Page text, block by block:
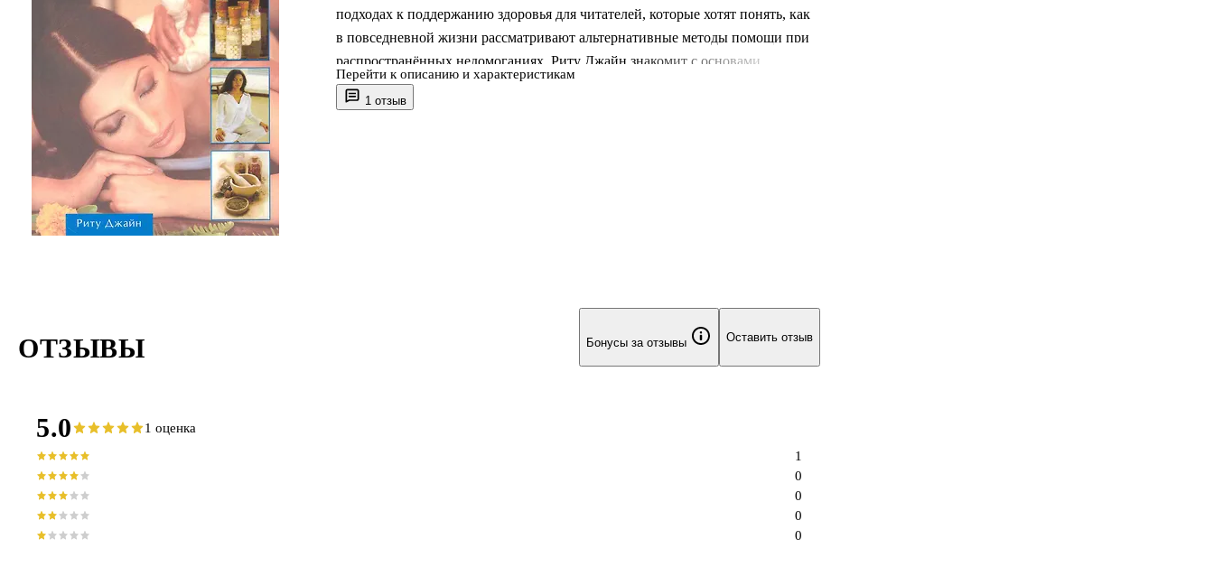
1 отзыв
подходах к поддержанию здоровья для читателей, которые хотят понять, как
в повседневной жизни рассматривают альтернативные методы помощи при
распространённых недомоганиях. Риту Джайн знакомит с основами
гомеопатии и показывает, как в общую систему заботы о самочувствии могут
включаться йога, акупрессура, диета и питание. Издание написано доступно
Перейти к описанию и характеристикам
ОТЗЫВЫ Бонусы за отзывы Оставить отзыв
5.0 1 оценка
0
0
0
0
1